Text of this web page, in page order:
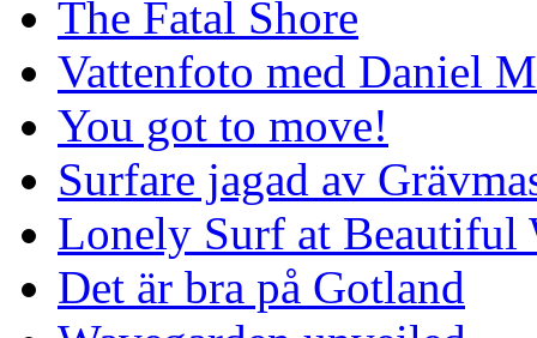
The Fatal Shore
Vattenfoto med Daniel
You got to move!
Surfare jagad av
Lonely Surf at Beautiful
Det är bra på Gotland